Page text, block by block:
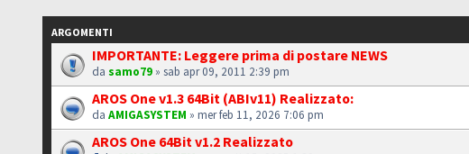
ARGOMENTI
IMPORTANTE: Leggere prima di postare NEWS
da samo79 » sab apr 09, 2011 2:39 pm
AROS One v1.3 64Bit (ABIv11) Realizzato:
daAMIGASYSTEM » mer feb 11, 2026 7:06 pm
AROS One 64Bit v1.2 Realizzato